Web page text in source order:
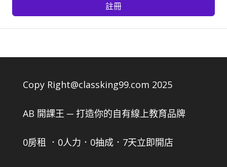
註冊
Copy Right@classking99.com 2025
AB 開課王 ─ 打造你的自有線上教育品牌
0房租 ．0人力．0抽成．7天立即開店